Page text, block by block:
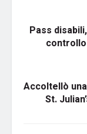
Pass
Accoltellò
St.